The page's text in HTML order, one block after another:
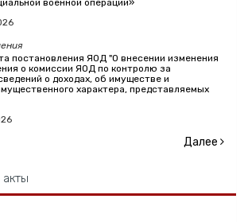
военной операции»
постановления ЯОД "О внесении изменения
о комиссии ЯОД по контролю за
о доходах, об имуществе и
характера, представляемых
Далее